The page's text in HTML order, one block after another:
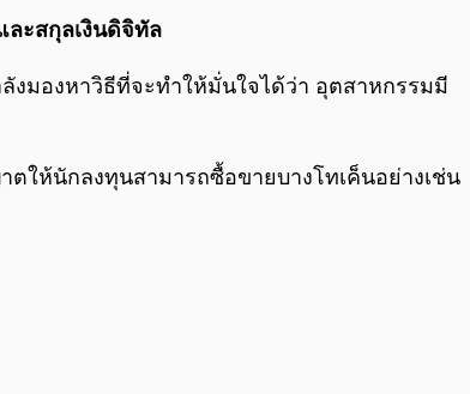
ละสกุลเงินดิจิทัล
ลังมองหาวิธีที่จะทำให้มั่นใจได้ว่า อุตสาหกรรมมี
ให้นักลงทุนสามารถซื้อขายบางโทเค็นอย่างเช่น